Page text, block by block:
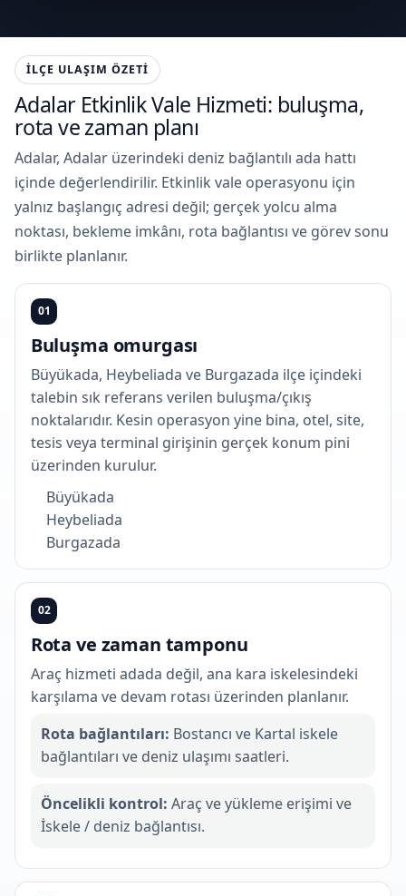
İLÇE ULAŞIM ÖZETI
Adalar Etkinlik Vale Hizmeti: buluşma,
rota ve zaman planı
Adalar, Adalar üzerindeki deniz bağlantılı ada hattı
içinde değerlendirilir. Etkinlik vale operasyonu için
yalnız başlangıç adresi değil; gerçek yolcu alma
noktası, bekleme imkânı, rota bağlantısı ve görev sonu
birlikte planlanır.
01
Buluşma omurgası
Büyükada, Heybeliada ve Burgazada ilçe içindeki
talebin sık referans verilen buluşma/çıkış
noktalarıdır. Kesin operasyon yine bina, otel, site,
tesis veya terminal girişinin gerçek konum pini
üzerinden kurulur.
Büyükada
Heybeliada
Burgazada
02
Rota ve zaman tamponu
Araç hizmeti adada değil, ana kara iskelesindeki
karşılama ve devam rotası üzerinden planlanır.
Rota bağlantıları: Bostancı ve Kartal iskele
bağlantıları ve deniz ulaşımı saatleri.
Öncelikli kontrol: Araç ve yükleme erişimi ve
İskele / deniz bağlantısı.